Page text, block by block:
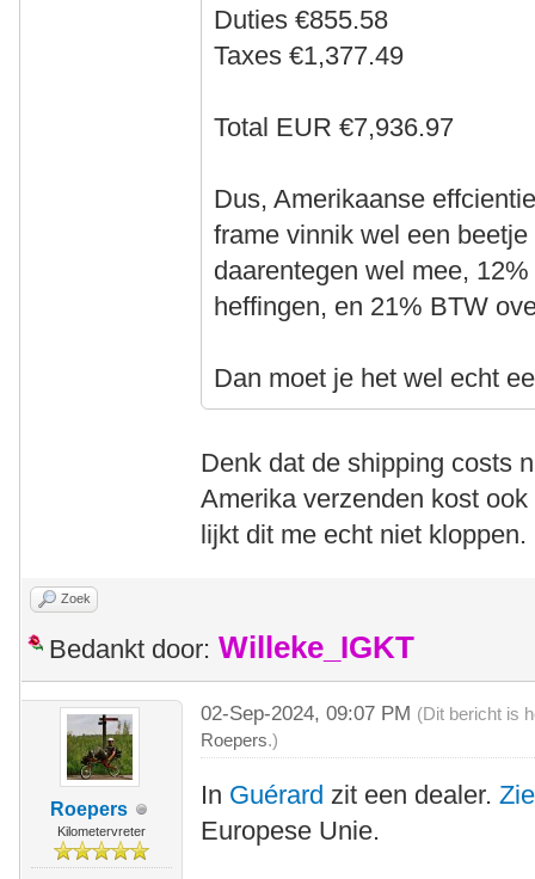
Duties €855.58
Taxes €1,377.49
Total EUR €7,936.97
Dus, Amerikaanse
frame vinnik wel een
daarentegen wel mee,
heffingen, en 21% BTW
Dan moet je het wel echt
Denk dat de shipping costs
Amerika verzenden kost
lijkt dit me echt niet kloppen.
Zoek
Bedankt door: Willeke_IGKT
Roepers
Kilometervreter
02-Sep-2024, 09:07 PM (Dit bericht is
Roepers.)
In Guérard zit een dealer.
Europese Unie.